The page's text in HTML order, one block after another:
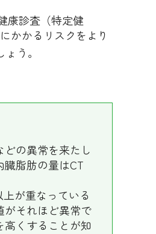
康診査（特定健
かかるリスクをより
う。
の異常を来たし
脂肪の量はCT
が重なっている
がそれほど異常で
くすることが知